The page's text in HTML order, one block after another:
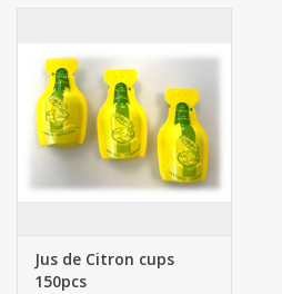
Jus de Citron cups
150pcs